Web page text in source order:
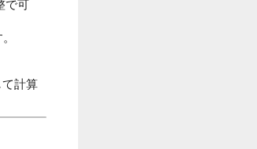
で可
計算